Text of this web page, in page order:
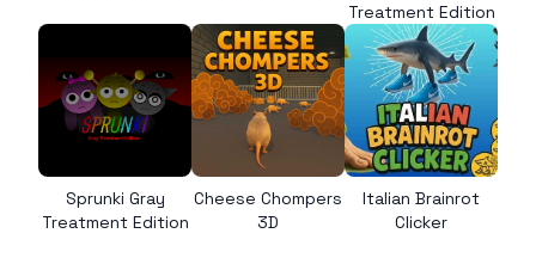
Treatment Edition
Sprunki Gray
Treatment Edition
Cheese Chompers
3D
Italian Brainrot
Clicker